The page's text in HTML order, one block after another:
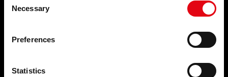
Selection
Necessary
Preferences
Statistics
Abfluss-Systeme
Blindstopfen und Zubehör für
Salzhaltiges Wasser